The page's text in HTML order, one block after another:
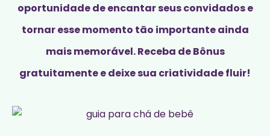
oportunidade de encantar seus convidados e
tornar esse momento tão importante ainda
mais memorável. Receba de Bônus
gratuitamente e deixe sua criatividade fluir!